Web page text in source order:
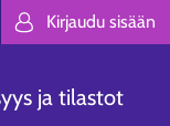
Välj språk. Choose
Kirjaudu sisään
ja tilastot